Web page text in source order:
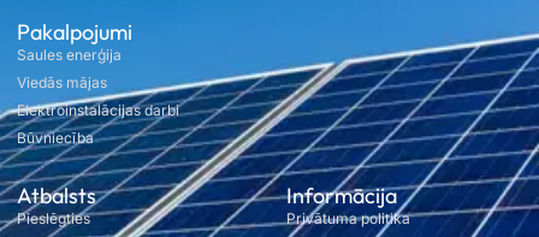
Pakalpojumi
Saules enerģija
Viedās mājas
Elektroinstalācijas darbi
Būvniecība
Atbalsts
Pieslēgties
Informācija
Privātuma politika